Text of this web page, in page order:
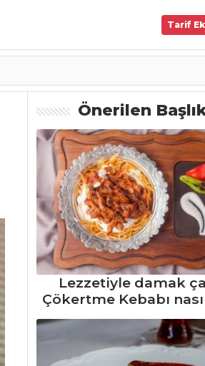
Tarif
Önerilen
Lezzetiyle damak
Çökertme Kebabı